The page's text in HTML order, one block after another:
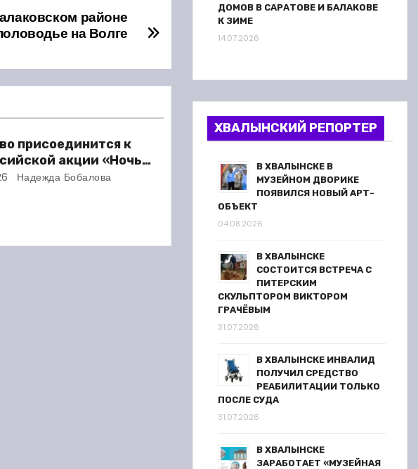
районе
на Волге
присоединится к
акции «Ночь
Надежда Бобалова
ДОМОВ В САРАТОВЕ И БАЛАКОВЕ
К ЗИМЕ
14.07.2026
ХВАЛЫНСКИЙ РЕПОРТЕР
В ХВАЛЫНСКЕ В
МУЗЕЙНОМ ДВОРИКЕ
ПОЯВИЛСЯ НОВЫЙ АРТ-
ОБЪЕКТ
04.08.2026
В ХВАЛЫНСКЕ
СОСТОИТСЯ ВСТРЕЧА С
ПИТЕРСКИМ
СКУЛЬПТОРОМ ВИКТОРОМ
ГРАЧЁВЫМ
31.07.2026
В ХВАЛЫНСКЕ ИНВАЛИД
ПОЛУЧИЛ СРЕДСТВО
РЕАБИЛИТАЦИИ ТОЛЬКО
ПОСЛЕ СУДА
31.07.2026
В ХВАЛЫНСКЕ
ЗАРАБОТАЕТ «МУЗЕЙНАЯ